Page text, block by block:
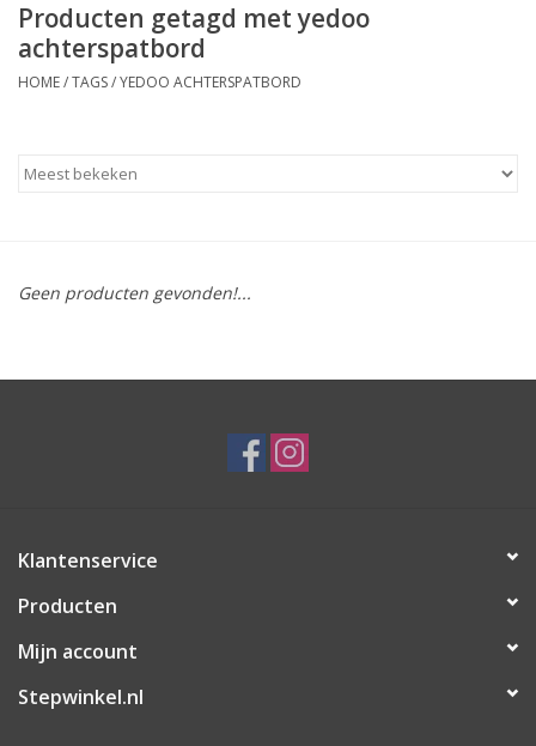
Steps huren of uitproberen
Producten getagd met yedoo
achterspatbord
HOME/TAGS/YEDOO ACHTERSPATBORD
Geen producten gevonden!...
Klantenservice
Producten
Mijn account
Stepwinkel.nl